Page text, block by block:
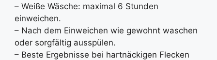
– Weiße Wäsche: maximal 6 Stunden
einweichen.
– Nach dem Einweichen wie gewohnt waschen
oder sorgfältig ausspülen.
– Beste Ergebnisse bei hartnäckigen Flecken